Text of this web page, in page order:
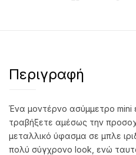
Περιγραφή
Ένα μοντέρνο ασύμμετρο mini
τραβήξετε αμέσως την
μεταλλικό ύφασμα σε μπλε
πολύ σύγχρονο look, ενώ